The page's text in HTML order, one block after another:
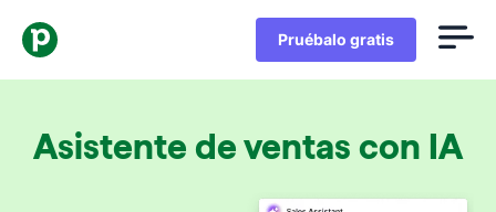
Pruébalo gratis
Asistente de ventas con IA